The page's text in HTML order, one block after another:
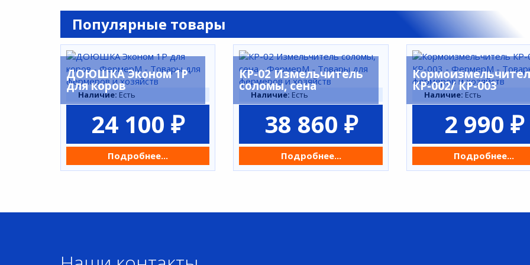
Популярные товары
ДОЮШКА Эконом 1Р
для коров
Наличие: Есть
24 100 ₽
Подробнее...
КР-02 Измельчитель
соломы, сена
Наличие: Есть
38 860 ₽
Подробнее...
КР-002/ КР-003
Наличие: Есть
2 990 ₽
Подробнее...